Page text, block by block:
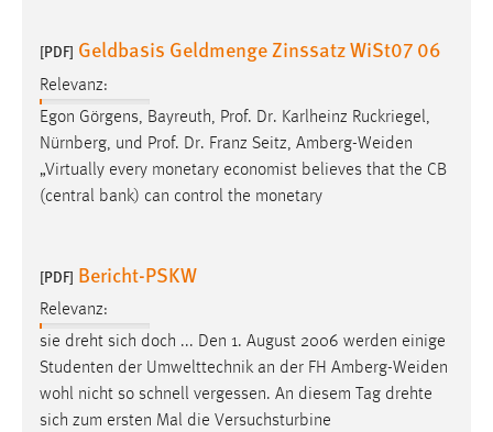
[PDF] Geldbasis Geldmenge Zinssatz WiSt07 06
Relevanz:
Egon Görgens, Bayreuth, Prof. Dr. Karlheinz Ruckriegel,
Nürnberg, und Prof. Dr. Franz Seitz, Amberg-Weiden
„Virtually every monetary economist believes that the CB
(central bank) can control the monetary
[PDF] Bericht-PSKW
Relevanz:
sie dreht sich doch ... Den 1. August 2006 werden einige
Studenten der Umwelttechnik an der FH Amberg-Weiden
wohl nicht so schnell vergessen. An diesem Tag drehte
sich zum ersten Mal die Versuchsturbine
Um Inhalte von Videoplattformen und Social Media
externen Medien Cookies gesetzt.
YouTube